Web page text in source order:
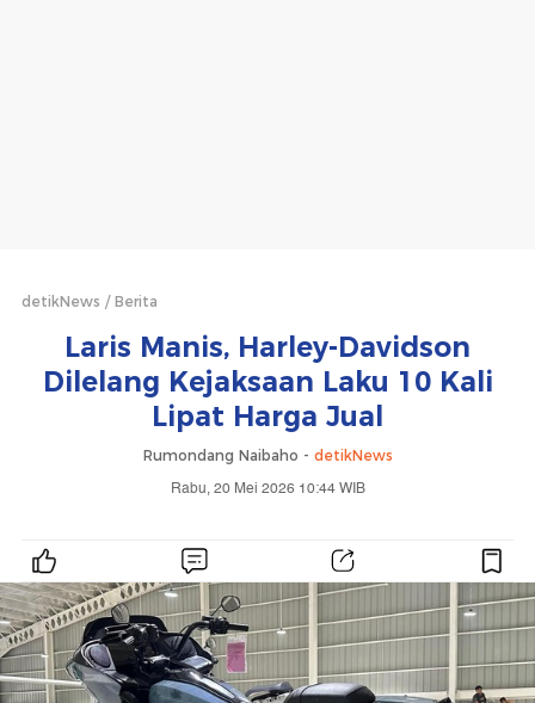
detikNews Berita
Laris Manis, Harley-Davidson
Dilelang Kejaksaan Laku 10 Kali
Lipat Harga Jual
Rumondang Naibaho - detikNews
Rabu, 20 Mei 2026 10:44 WIB